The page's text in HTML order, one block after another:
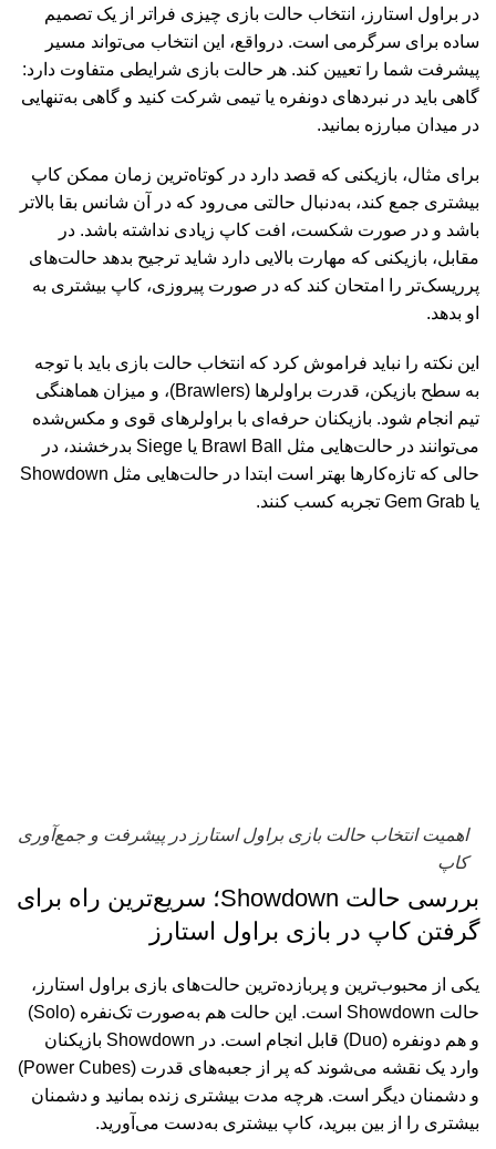
در براول استارز، انتخاب حالت بازی چیزی فراتر از یک تصمیم
ساده برای سرگرمی است. درواقع، این انتخاب می‌تواند مسیر
پیشرفت شما را تعیین کند. هر حالت بازی شرایطی متفاوت دارد:
گاهی باید در نبردهای دونفره یا تیمی شرکت کنید و گاهی به‌تنهایی
در میدان مبارزه بمانید.
برای مثال، بازیکنی که قصد دارد در کوتاه‌ترین زمان ممکن کاپ
بیشتری جمع کند، به‌دنبال حالتی می‌رود که در آن شانس بقا بالاتر
باشد و در صورت شکست، افت کاپ زیادی نداشته باشد. در
مقابل، بازیکنی که مهارت بالایی دارد شاید ترجیح بدهد حالت‌های
پرریسک‌تر را امتحان کند که در صورت پیروزی، کاپ بیشتری به
او بدهد.
این نکته را نباید فراموش کرد که انتخاب حالت بازی باید با توجه
به سطح بازیکن، قدرت براولرها (Brawlers)
، و میزان هماهنگی
تیم انجام شود. بازیکنان حرفه‌ای با براولرهای قوی و مکس‌شده
می‌توانند در حالت‌هایی مثل
Brawl Ball یا Siege بدرخشند، در
حالی که تازه‌کارها بهتر است ابتدا در حالت‌هایی مثل Showdown
یا Gem Grab تجربه کسب کنند.
اهمیت انتخاب حالت بازی براول استارز در پیشرفت و جمع‌آوری
کاپ
بررسی حالت Showdown؛ سریع‌ترین راه برای
گرفتن کاپ در بازی براول استارز
یکی از محبوب‌ترین و پربازده‌ترین حالت‌های بازی براول استارز،
حالت Showdown است. این حالت هم به‌صورت تک‌نفره (Solo)
و هم دونفره (Duo) قابل انجام است. در Showdown بازیکنان
وارد یک نقشه می‌شوند که پر از جعبه‌های قدرت (Power Cubes)
و دشمنان دیگر است. هرچه مدت بیشتری زنده بمانید و دشمنان
بیشتری را از بین ببرید، کاپ بیشتری به‌دست می‌آورید.